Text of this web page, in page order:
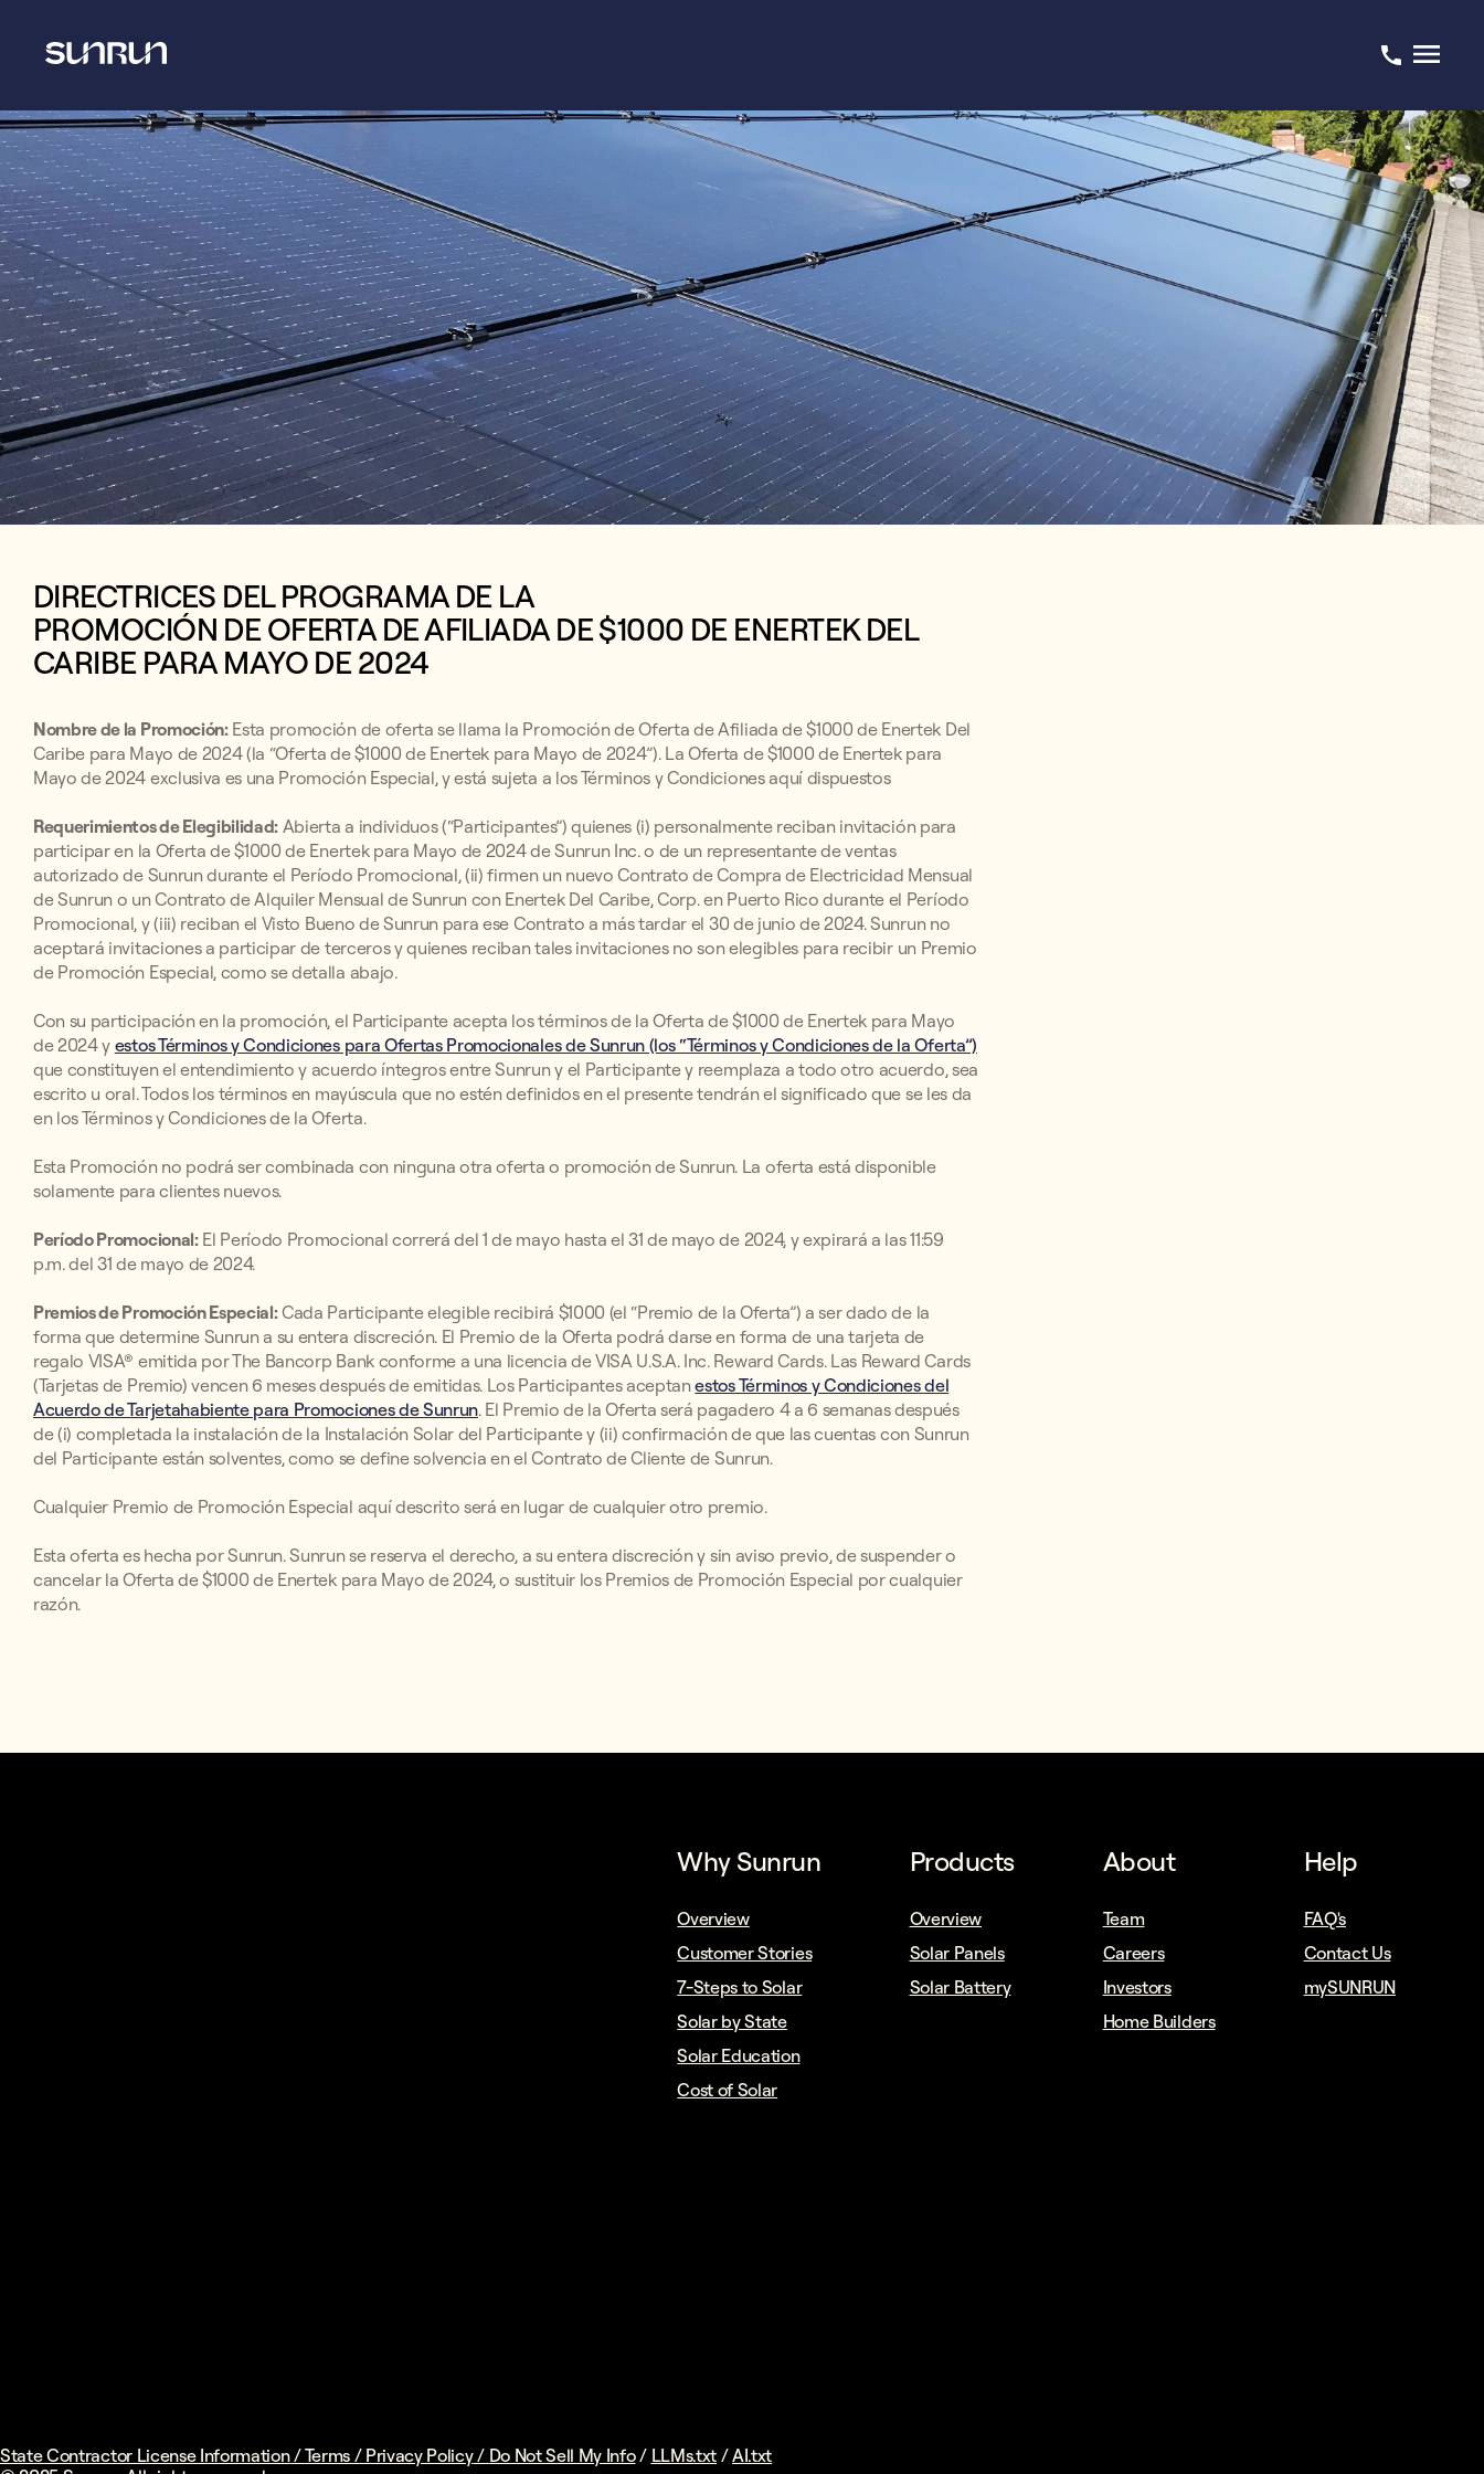
DIRECTRICES DEL PROGRAMA DE LA
PROMOCIÓN DE OFERTA DE AFILIADA DE $1000 DE ENERTEK DEL
CARIBE PARA MAYO DE 2024
Nombre de la Promoción:Esta promoción de oferta se llama la Promoción de Oferta de Afiliada de $1000 de Enertek Del
Caribe para Mayo de 2024 (la “Oferta de $1000 de Enertek para Mayo de 2024”). La Oferta de $1000 de Enertek para
Mayo de 2024 exclusiva es una Promoción Especial, y está sujeta a los Términos y Condiciones aquí dispuestos
Requerimientos de Elegibilidad: Abierta a individuos (“Participantes”) quienes (i) personalmente reciban invitación para
participar en la Oferta de $1000 de Enertek para Mayo de 2024 de Sunrun Inc. o de un representante de ventas
autorizado de Sunrun durante el Período Promocional, (ii) firmen un nuevo Contrato de Compra de Electricidad Mensual
de Sunrun o un Contrato de Alquiler Mensual de Sunrun con Enertek Del Caribe, Corp. en Puerto Rico durante el Período
Promocional, y (iii) reciban el Visto Bueno de Sunrun para ese Contrato a más tardar el 30 de junio de 2024. Sunrun no
aceptará invitaciones a participar de terceros y quienes reciban tales invitaciones no son elegibles para recibir un Premio
de Promoción Especial, como se detalla abajo.
Con su participación en la promoción, el Participante acepta los términos de la Oferta de $1000 de Enertek para Mayo
de 2024 y estos Términos y Condiciones para Ofertas Promocionales de Sunrun (los “Términos y Condiciones de la Oferta”)
que constituyen el entendimiento y acuerdo íntegros entre Sunrun y el Participante y reemplaza a todo otro acuerdo, sea
escrito u oral. Todos los términos en mayúscula que no estén definidos en el presente tendrán el significado que se les da
en los Términos y Condiciones de la Oferta.
Esta Promoción no podrá ser combinada con ninguna otra oferta o promoción de Sunrun. La oferta está disponible
solamente para clientes nuevos.
Período Promocional:El Período Promocional correrá del 1 de mayo hasta el 31 de mayo de 2024, y expirará a las 11:59
p.m. del 31 de mayo de 2024.
Premios de Promoción Especial:Cada Participante elegible recibirá $1000 (el “Premio de la Oferta”) a ser dado de la
forma que determine Sunrun a su entera discreción. El Premio de la Oferta podrá darse en forma de una tarjeta de
regalo VISA® emitida por The Bancorp Bank conforme a una licencia de VISA U.S.A. Inc. Reward Cards. Las Reward Cards
(Tarjetas de Premio) vencen 6 meses después de emitidas. Los Participantes aceptanestos Términos y Condiciones del
Acuerdo de Tarjetahabiente para Promociones de Sunrun. El Premio de la Oferta será pagadero 4 a 6 semanas después
de (i) completada la instalación de la Instalación Solar del Participante y (ii) confirmación de que las cuentas con Sunrun
del Participante están solventes, como se define solvencia en el Contrato de Cliente de Sunrun.
Cualquier Premio de Promoción Especial aquí descrito será en lugar de cualquier otro premio.
Esta oferta es hecha por Sunrun. Sunrun se reserva el derecho, a su entera discreción y sin aviso previo, de suspender o
cancelar la Oferta de $1000 de Enertek para Mayo de 2024, o sustituir los Premios de Promoción Especial por cualquier
razón.
Why Sunrun
Overview
Customer Stories
7-Steps to Solar
Solar by State
Solar Education
Cost of Solar
Products
Overview
Solar Panels
Solar Battery
About
Team
Careers
Investors
Home Builders
Help
FAQ's
Contact Us
mySUNRUN
State Contractor License Information/Terms/ Privacy Policy/ Do Not Sell My Info/ LLMs.txt/AI.txt